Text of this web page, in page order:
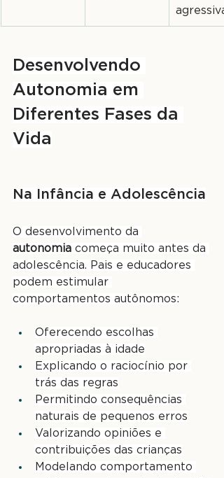
agressiva
Desenvolvendo
Autonomia em
Diferentes Fases da
Vida
Na Infância e Adolescência
O desenvolvimento da
autonomia começa muito antes da
adolescência. Pais e educadores
podem estimular
comportamentos autônomos:
Oferecendo escolhas
apropriadas à idade
Explicando o raciocínio por
trás das regras
Permitindo consequências
naturais de pequenos erros
Valorizando opiniões e
contribuições das crianças
Modelando comportamento